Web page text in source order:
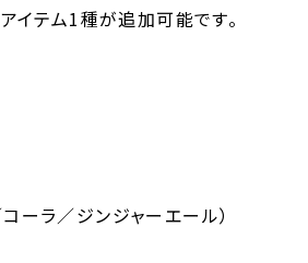
イテム1種が追加可能です。
ーラ／ジンジャーエール）